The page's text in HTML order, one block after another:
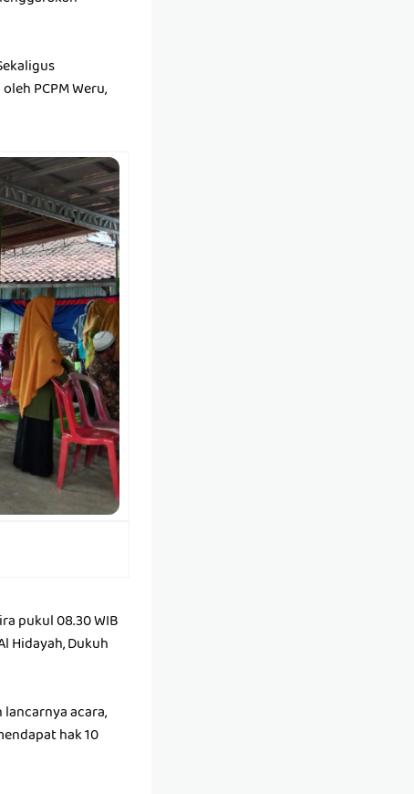
PCPM Weru,
pukul 08.30 WIB
Hidayah, Dukuh
acara,
hak 10